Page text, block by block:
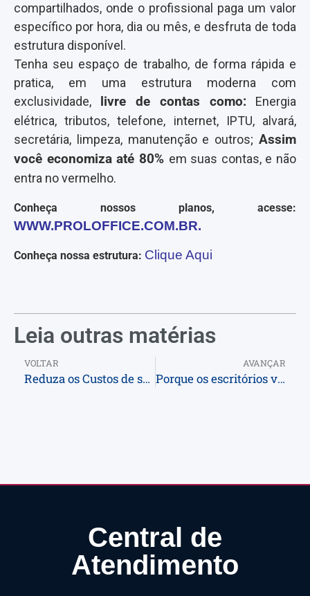
compartilhados, onde o profissional paga um valor
específico por hora, dia ou mês, e desfruta de toda
estrutura disponível.
Tenha seu espaço de trabalho, de forma rápida e
pratica, em uma estrutura moderna com
exclusividade, livre de contas como: Energia
elétrica, tributos, telefone, internet, IPTU, alvará,
secretária, limpeza, manutenção e outros; Assim
você economiza até 80% em suas contas, e não
entra no vermelho.
Conheça nossos planos, acesse:
WWW.PROLOFFICE.COM.BR.
Conheça nossa estrutura: Clique Aqui
Leia outras matérias
VOLTAR
Reduza os Custos de seu Escritório em até 80%
AVANÇAR
Porque os escritórios virtuais de Salvador estão na moda?
Central de
Atendimento